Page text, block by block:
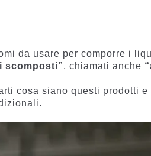
recension
i
da usare per comporre i
scomposti”, chiamati anche
cosa siano questi prodotti